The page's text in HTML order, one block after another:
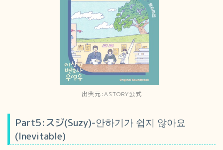
出典元:ASTORY公式
Part5:スジ(Suzy)-안하기가 쉽지 않아요
(Inevitable)